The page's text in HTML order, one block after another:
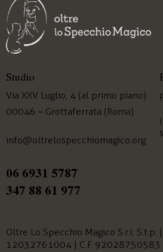
Studio
Via XXV Luglio, 4 (al primo piano)
00046 – Grottaferrata (Roma)
info@oltrelospecchiomagico.org
06 6931 5787
347 88 61 977
Oltre Lo Specchio Magico S.r.l. S.t.p. |
12032761004 | C.F.